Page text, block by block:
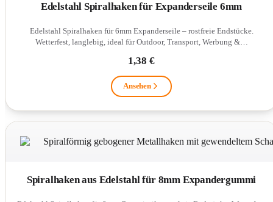
Edelstahl Spiralhaken für Expanderseile 6mm
Edelstahl Spiralhaken für 6mm Expanderseile – rostfreie Endstücke.
Wetterfest, langlebig, ideal für Outdoor, Transport, Werbung &…
1,38 €
Ansehen
Spiralhaken aus Edelstahl für 8mm Expandergummi